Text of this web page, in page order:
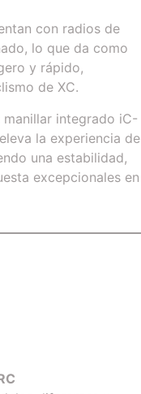
con radios de
lo que da como
y rápido,
de XC.
integrado iC-
la experiencia de
una estabilidad,
excepcionales en